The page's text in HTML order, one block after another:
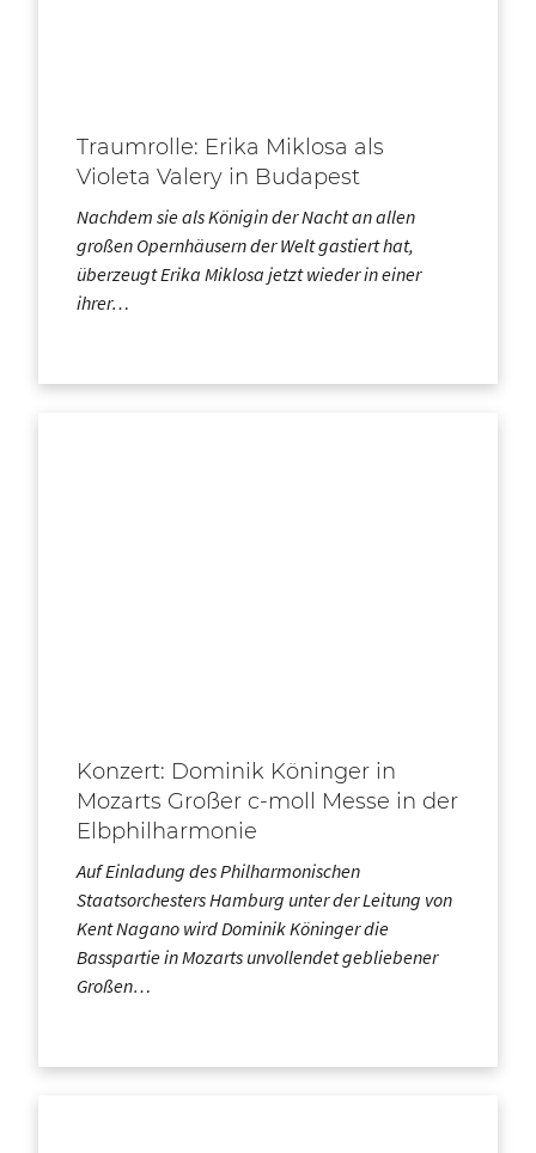
Traumrolle: Erika Miklosa als
Violeta Valery in Budapest
Nachdem sie als Königin der Nacht an allen
großen Opernhäusern der Welt gastiert hat,
überzeugt Erika Miklosa jetzt wieder in einer
ihrer…
Konzert: Dominik Köninger in
Mozarts Großer c-moll Messe in der
Elbphilharmonie
Auf Einladung des Philharmonischen
Staatsorchesters Hamburg unter der Leitung von
Kent Nagano wird Dominik Köninger die
Basspartie in Mozarts unvollendet gebliebener
Großen…